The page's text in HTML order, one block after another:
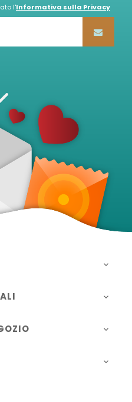
l'Informativa sulla Privacy



